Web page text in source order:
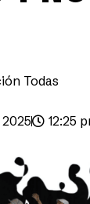
Todas
12:25